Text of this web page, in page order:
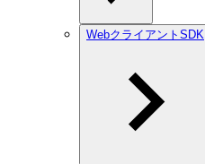
WebクライアントSDK